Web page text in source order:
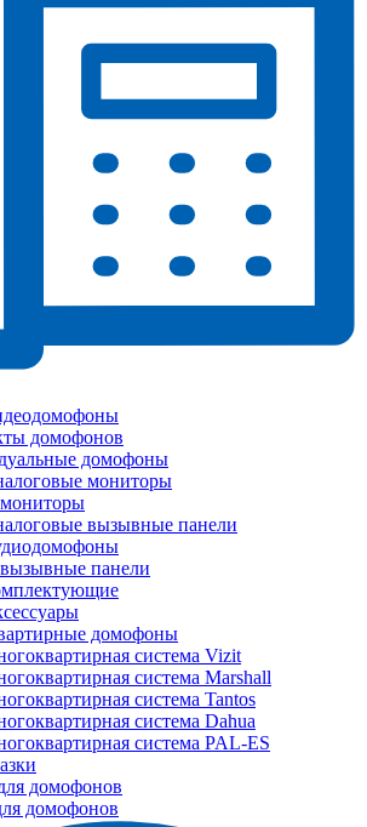
домофонов
домофоны
мониторы
вызывные панели
панели
домофоны
система Vizit
система Marshall
система Tantos
система Dahua
система PAL-ES
домофонов
домофонов